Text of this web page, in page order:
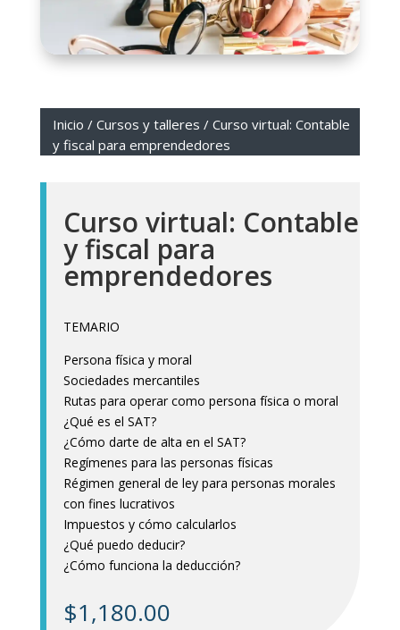
Inicio / Cursos y talleres / Curso virtual: Contable
y fiscal para emprendedores
Curso virtual: Contable
y fiscal para
emprendedores
TEMARIO
Persona física y moral
Sociedades mercantiles
Rutas para operar como persona física o moral
¿Qué es el SAT?
¿Cómo darte de alta en el SAT?
Regímenes para las personas físicas
Régimen general de ley para personas morales
con fines lucrativos
Impuestos y cómo calcularlos
¿Qué puedo deducir?
¿Cómo funciona la deducción?
$1,180.00